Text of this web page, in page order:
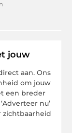
jouw
aan. Ons
om jouw
een breder
nu’
zichtbaarheid